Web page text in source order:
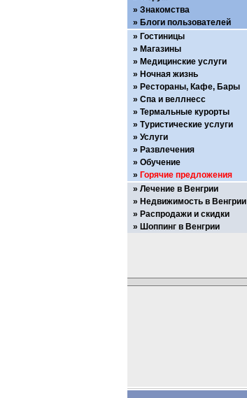
Знакомства
Блоги пользователей
Гостиницы
Магазины
Медицинские услуги
Ночная жизнь
Рестораны, Кафе, Бары
Спа и веллнесс
Термальные курорты
Туристические услуги
Услуги
Развлечения
Обучение
Горячие предложения
Лечение в Венгрии
Недвижимость в Венгрии
Распродажи и скидки
Шоппинг в Венгрии